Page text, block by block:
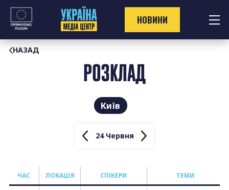
Перейти
контенту
НОВИНИ
НАЗАД
РОЗКЛАД
Київ
24 Червня
ЧАС ЛОКАЦІЯ СПІКЕРИ TЕМИ